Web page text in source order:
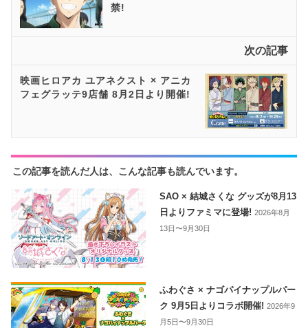
禁!
次の記事
映画ヒロアカ ユアネクスト × アニカ
フェグラッテ9店舗 8月2日より開催!
この記事を読んだ人は、こんな記事も読んでいます。
SAO × 結城さくな グッズが8月13
日よりファミマに登場!2026年8月
13日〜9月30日
ふわぐさ × ナゴパイナップルパー
ク 9月5日よりコラボ開催!2026年9
月5日〜9月30日